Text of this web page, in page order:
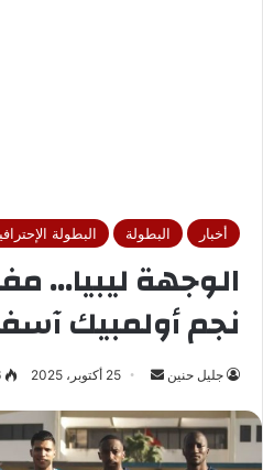
أخبار البطولة البطولة
الوجهة ليبيا…
نجم أولمبيك
جليل حنين
س
ل
25 أكتوبر، 2025